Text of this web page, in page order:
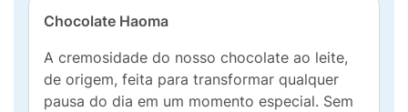
Chocolate Haoma
A cremosidade do nosso chocolate ao leite,
de origem, feita para transformar qualquer
pausa do dia em um momento especial. Sem